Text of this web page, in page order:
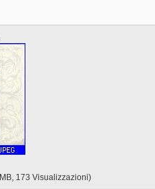
173 Visualizzazioni)